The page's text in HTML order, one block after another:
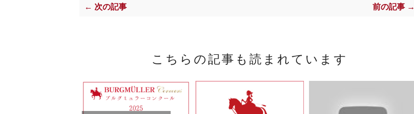
← 次の記事 前の記事 →
こちらの記事も読まれています